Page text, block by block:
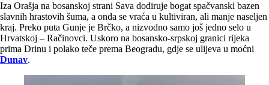
Iza Orašja na bosanskoj strani Sava dodiruje bogat spačvanski bazen
slavnih hrastovih šuma, a onda se vraća u kultiviran, ali manje naseljen
kraj. Preko puta Gunje je Brčko, a nizvodno samo još jedno selo u
Hrvatskoj – Račinovci. Uskoro na bosansko-srpskoj granici rijeka
prima Drinu i polako teče prema Beogradu, gdje se ulijeva u moćni
Dunav.